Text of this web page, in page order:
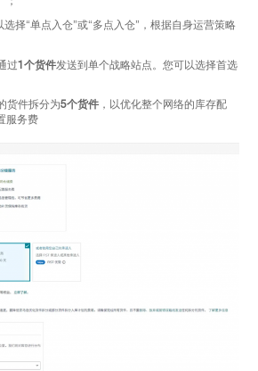
选择“单点入仓”或“多点入仓”，根据自身运营策略
过1个货件发送到单个战略站点。您可以选择首选
货件拆分为5个货件 ，以优化整个网络的库存配
服务费